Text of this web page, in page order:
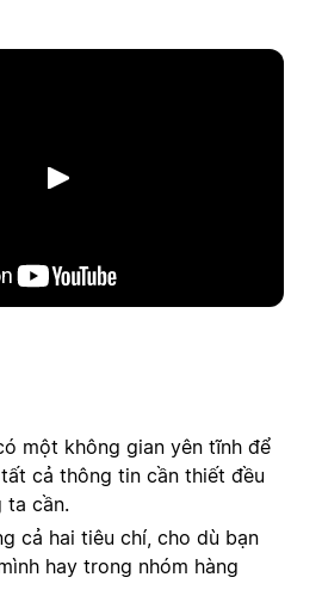
Phát
một không gian yên tĩnh để
cả thông tin cần thiết đều
ta cần.
cả hai tiêu chí, cho dù bạn
hay trong nhóm hàng